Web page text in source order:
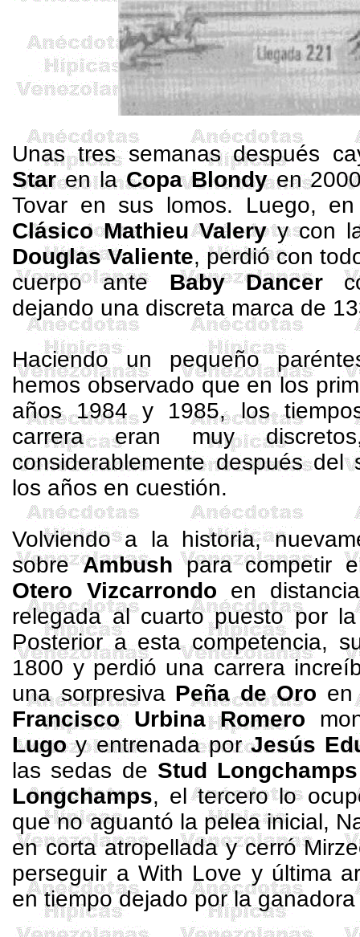
Unas tres semanas después
Staren laCopaBlondyen
Tovar en sus lomos. Luego,
ClásicoMathieuValeryy con
Douglas Valiente, perdió con
cuerpo ante Baby Dancer
dejando una discreta marca de
Haciendo un pequeño
hemos observado que en los
años 1984 y 1985, los
carrera eran muy
considerablemente después del
los años en cuestión.
Volviendo a la historia,
sobreAmbush para competir
Otero Vizcarrondo en
relegada al cuarto puesto por
Posterior a esta competencia,
1800 y perdió una carrera
una sorpresiva Peña de Oro
Francisco
Urbina Romero
Lugoy entrenada porJesús
las sedas de Stud Longchamps
Longchamps, el tercero lo
que no aguantó la pelea inicial,
en corta atropellada y cerró
perseguir a With Love y última
en tiempo dejado por la ganadora